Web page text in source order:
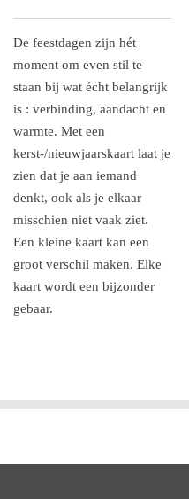
De feestdagen zijn hét
moment om even stil te
staan bij wat écht belangrijk
is : verbinding, aandacht en
warmte. Met een
kerst-/nieuwjaarskaart laat je
zien dat je aan iemand
denkt, ook als je elkaar
misschien niet vaak ziet.
Een kleine kaart kan een
groot verschil maken. Elke
kaart wordt een bijzonder
gebaar.